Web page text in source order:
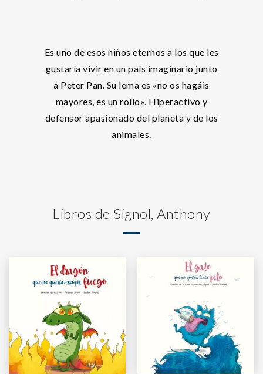
Es uno de esos niños eternos a los que les
gustaría vivir en un país imaginario junto
a Peter Pan. Su lema es «no os hagáis
mayores, es un rollo». Hiperactivo y
defensor apasionado del planeta y de los
animales.
Libros de Signol, Anthony